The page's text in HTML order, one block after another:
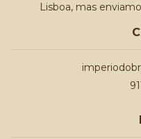
Lisboa, mas